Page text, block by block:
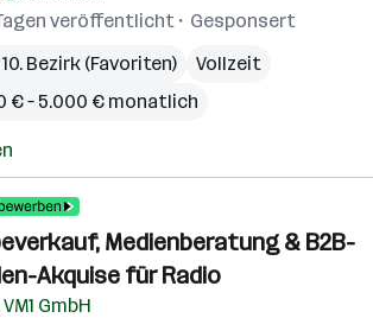
veröffentlicht
Gesponsert
10. Bezirk (Favoriten)
Vollzeit
€ – 5.000 € monatlich
Medienberatung & B2B-
Akquise für Radio
GmbH